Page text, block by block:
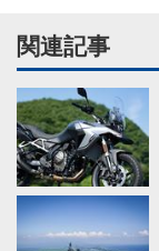
関連記事